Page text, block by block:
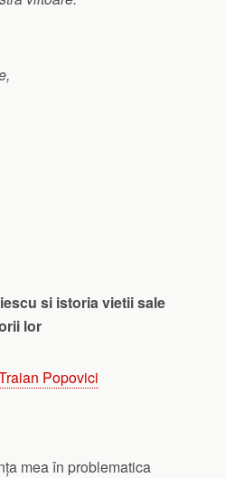
si istoria vietii sale
lor
mea în problematica